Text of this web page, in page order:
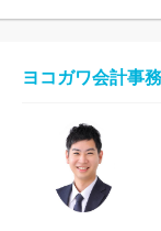
ヨコガワ会計事